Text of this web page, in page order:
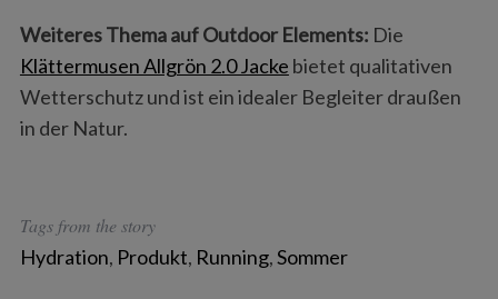
Weiteres Thema auf Outdoor Elements: Die
Klättermusen Allgrön 2.0 Jacke bietet qualitativen
Wetterschutz und ist ein idealer Begleiter draußen
in der Natur.
Tags from the story
Hydration, Produkt, Running,Sommer